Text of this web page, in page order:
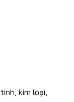
kim loại,